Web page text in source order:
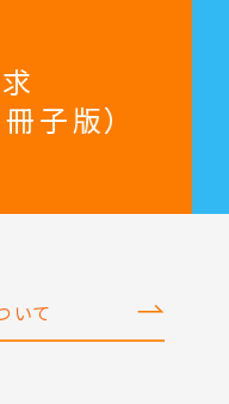
子版）
いて